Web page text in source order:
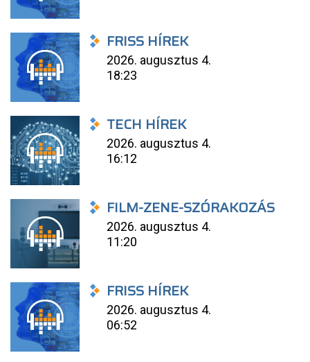
FRISS HÍREK
2026. augusztus 4.
18:23
TECH HÍREK
2026. augusztus 4.
16:12
FILM-ZENE-SZÓRAKOZÁS
2026. augusztus 4.
11:20
FRISS HÍREK
2026. augusztus 4.
06:52